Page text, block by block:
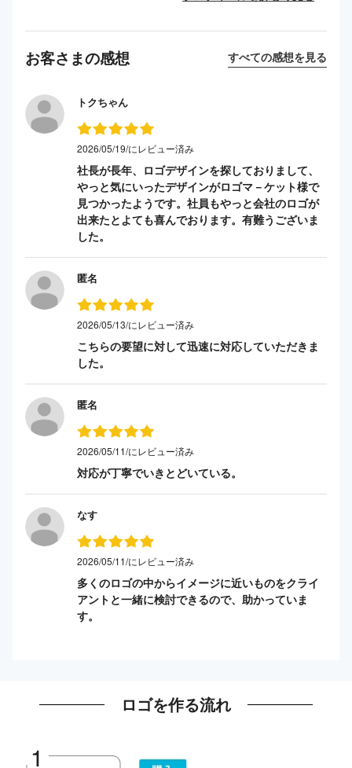
お客さまの感想 すべての感想を見る
トクちゃん
2026/05/19/にレビュー済み
社長が長年、ロゴデザインを探しておりまして、
やっと気にいったデザインがロゴマ－ケット様で
見つかったようです。社員もやっと会社のロゴが
出来たとよても喜んでおります。有難うございま
した。
匿名
2026/05/13/にレビュー済み
こちらの要望に対して迅速に対応していただきま
した。
匿名
2026/05/11/にレビュー済み
対応が丁寧でいきとどいている。
なす
2026/05/11/にレビュー済み
多くのロゴの中からイメージに近いものをクライ
アントと一緒に検討できるので、助かっていま
す。
ロゴを作る流れ